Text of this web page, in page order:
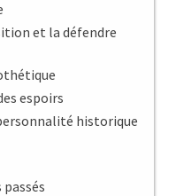
et la défendre
espoirs
historique